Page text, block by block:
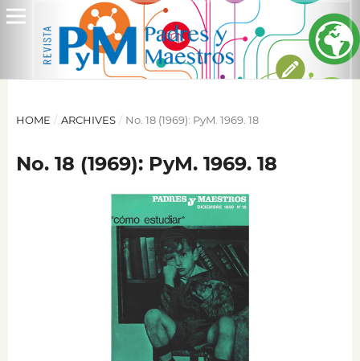
HOME / ARCHIVES / No. 18 (1969): PyM. 1969. 18
No. 18 (1969): PyM. 1969. 18